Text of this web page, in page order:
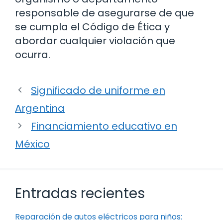
responsable de asegurarse de que
se cumpla el Código de Ética y
abordar cualquier violación que
ocurra.
Significado de uniforme en
Argentina
Financiamiento educativo en
México
Entradas recientes
Reparación de autos eléctricos para niños: